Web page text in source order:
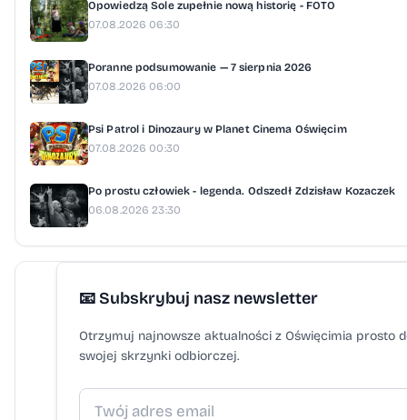
Opowiedzą Sole zupełnie nową historię - FOTO
07.08.2026 06:30
Poranne podsumowanie — 7 sierpnia 2026
07.08.2026 06:00
Psi Patrol i Dinozaury w Planet Cinema Oświęcim
07.08.2026 00:30
Po prostu człowiek - legenda. Odszedł Zdzisław Kozaczek
06.08.2026 23:30
📧 Subskrybuj nasz newsletter
Otrzymuj najnowsze aktualności z Oświęcimia prosto
swojej skrzynki odbiorczej.